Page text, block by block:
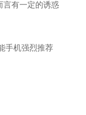
言有一定的诱惑